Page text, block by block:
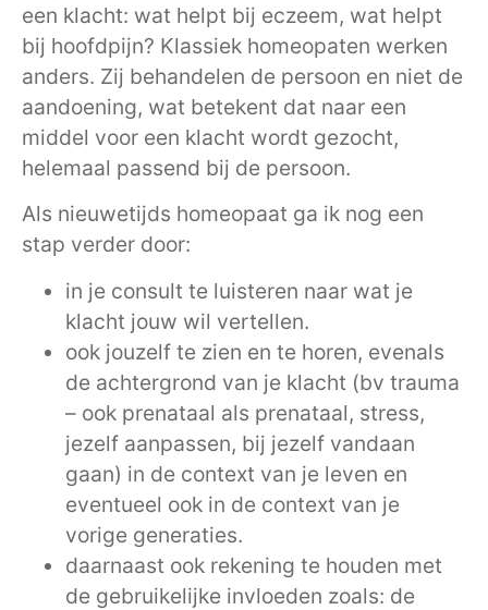
een klacht: wat helpt bij eczeem, wat helpt
bij hoofdpijn? Klassiek homeopaten werken
anders. Zij behandelen de persoon en niet de
aandoening, wat betekent dat naar een
middel voor een klacht wordt gezocht,
helemaal passend bij de persoon.
Als nieuwetijds homeopaat ga ik nog een
stap verder door:
in je consult te luisteren naar wat je
klacht jouw wil vertellen.
ook jouzelf te zien en te horen, evenals
de achtergrond van je klacht (bv trauma
– ook prenataal als prenataal, stress,
jezelf aanpassen, bij jezelf vandaan
gaan) in de context van je leven en
eventueel ook in de context van je
vorige generaties.
daarnaast ook rekening te houden met
de gebruikelijke invloeden zoals: de